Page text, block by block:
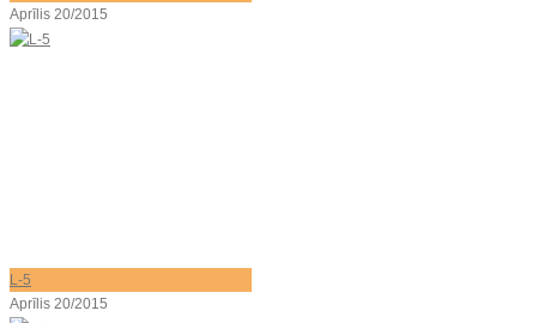
Aprīlis 20/2015
L-5
Aprīlis 20/2015